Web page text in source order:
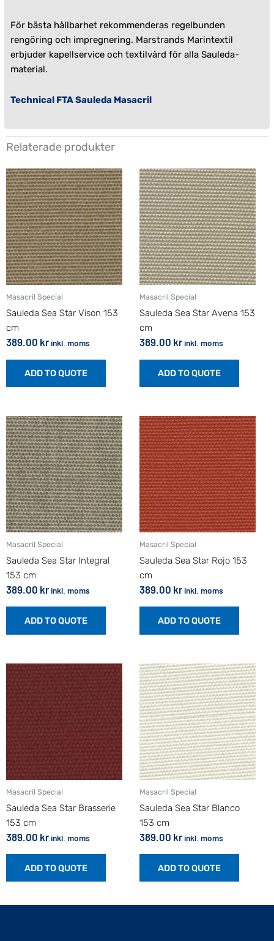
För bästa hållbarhet rekommenderas regelbunden
rengöring och impregnering. Marstrands Marintextil
erbjuder kapellservice och textilvård för alla Sauleda-
material.
Technical FTA Sauleda Masacril
Relaterade produkter
Masacril Special
Sauleda Sea Star Vison 153
cm
389.00 krinkl. moms
ADD TO QUOTE
Masacril Special
Sauleda Sea Star Avena 153
cm
389.00 krinkl. moms
ADD TO QUOTE
Masacril Special
Sauleda Sea Star Integral
153 cm
389.00 krinkl. moms
ADD TO QUOTE
Masacril Special
Sauleda Sea Star Rojo 153
cm
389.00 krinkl. moms
ADD TO QUOTE
Masacril Special
Sauleda Sea Star Brasserie
153 cm
389.00 krinkl. moms
ADD TO QUOTE
Masacril Special
Sauleda Sea Star Blanco
153 cm
389.00 krinkl. moms
ADD TO QUOTE